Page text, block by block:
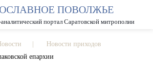
ШРИФТА А А
ПОВОЛЖЬЕ
портал Саратовской митрополии
Новости приходов
епархии